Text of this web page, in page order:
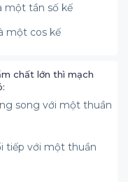
một tần số kế
một cos kế
chất lớn thì mạch
song với một thuần
tiếp với một thuần